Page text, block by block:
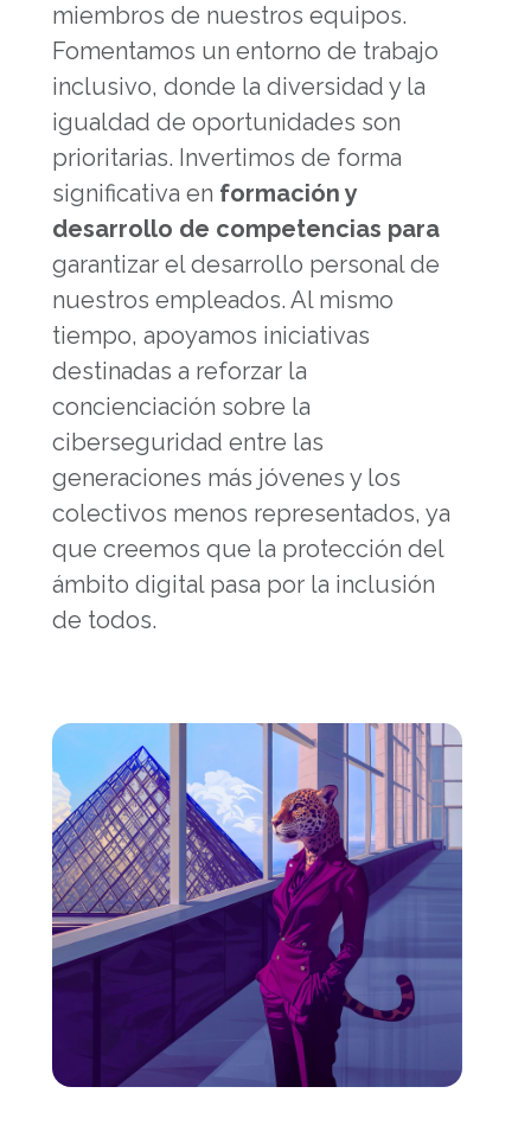
miembros de nuestros equipos.
Fomentamos un entorno de trabajo
inclusivo, donde la diversidad y la
igualdad de oportunidades son
prioritarias. Invertimos de forma
significativa en formación y
desarrollo de competencias para
garantizar el desarrollo personal de
nuestros empleados. Al mismo
tiempo, apoyamos iniciativas
destinadas a reforzar la
concienciación sobre la
ciberseguridad entre las
generaciones más jóvenes y los
colectivos menos representados, ya
que creemos que la protección del
ámbito digital pasa por la inclusión
de todos.